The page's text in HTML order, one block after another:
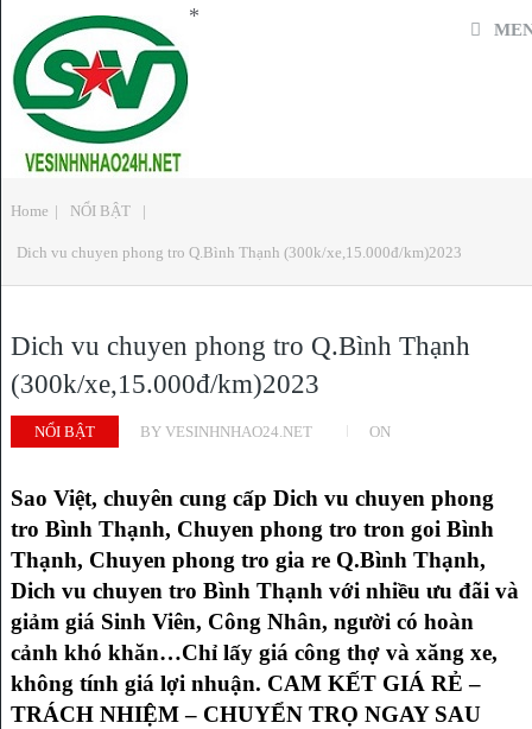
*
Home | NỔI BẬT |
Dich vu chuyen phong tro Q.Bình Thạnh (300k/xe,15.000đ/km)2023
Dich vu chuyen phong tro Q.Bình Thạnh
(300k/xe,15.000đ/km)2023
NỔI BẬT BY VESINHNHAO24.NET ON
Sao Việt, chuyên cung cấp Dich vu chuyen phong
tro Bình Thạnh, Chuyen phong tro tron goi Bình
Thạnh, Chuyen phong tro gia re Q.Bình Thạnh,
Dich vu chuyen tro Bình Thạnh với nhiều ưu đãi và
giảm giá Sinh Viên, Công Nhân, người có hoàn
cảnh khó khăn…Chỉ lấy giá công thợ và xăng xe,
không tính giá lợi nhuận. CAM KẾT GIÁ RẺ –
TRÁCH NHIỆM – CHUYỂN TRỌ NGAY SAU